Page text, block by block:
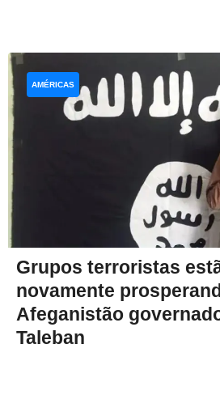
Grupos terroristas
novamente
Afeganistão
Taleban
AMÉRICAS